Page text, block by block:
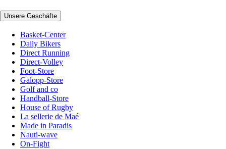
Unsere Geschäfte
Basket-Center
Daily Bikers
Direct Running
Direct-Volley
Foot-Store
Galopp-Store
Golf and co
Handball-Store
House of Rugby
La sellerie de Maé
Made in Paradis
Nauti-wave
On-Fight